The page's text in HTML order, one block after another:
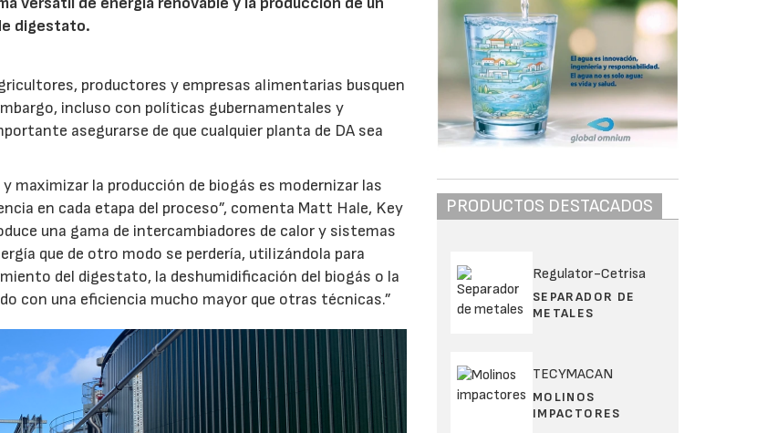
digestato.
productores y empresas alimentarias busquen
incluso con políticas gubernamentales y
asegurarse de que cualquier planta de DA sea
maximizar la producción de biogás es modernizar las
en cada etapa del proceso”, comenta Matt Hale, Key
una gama de intercambiadores de calor y sistemas
que de otro modo se perdería, utilizándola para
del digestato, la deshumidificación del biogás o la
con una eficiencia mucho mayor que otras técnicas.”
PRODUCTOS DESTACADOS
Regulator-Cetrisa
SEPARADOR DE
METALES
TECYMACAN
MOLINOS
IMPACTORES